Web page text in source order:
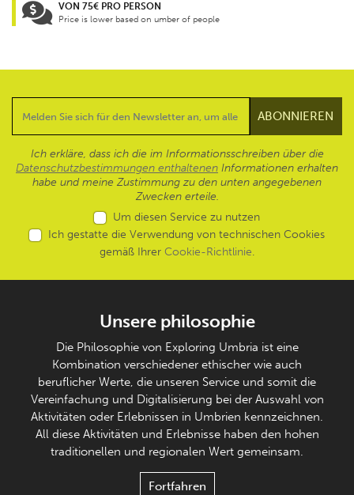
VON 75€ PRO PERSON
Price is lower based on umber of people
Ich erkläre, dass ich die im Informationsschreiben über die
Datenschutzbestimmungen enthaltenen Informationen erhalten
habe und meine Zustimmung zu den unten angegebenen
Zwecken erteile.
Um diesen Service zu nutzen
Ich gestatte die Verwendung von technischen Cookies
gemäß Ihrer Cookie-Richtlinie.
Unsere philosophie
Die Philosophie von Exploring Umbria ist eine
Kombination verschiedener ethischer wie auch
beruflicher Werte, die unseren Service und somit die
Vereinfachung und Digitalisierung bei der Auswahl von
Aktivitäten oder Erlebnissen in Umbrien kennzeichnen.
All diese Aktivitäten und Erlebnisse haben den hohen
traditionellen und regionalen Wert gemeinsam.
Fortfahren